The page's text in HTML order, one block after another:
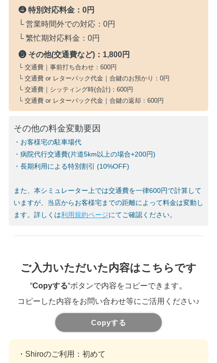
❹ 特別対応料金： 0円
└ 営業時間外での対応： 0円
└ 繁忙期対応料金： 0円
❺ その他(交通費など)： 1,800円
└ 交通費｜事前打ち合わせ： 600円
└ 交通費 or レターパック代金｜合鍵のお預かり： 0円
└ 交通費｜シッティング時(合計)： 600円
└ 交通費 or レターパック代金｜合鍵の返却： 600円
その他の料金変動要因
・お客様宅の駐車場代
・病院代行交通費(片道5km以上の場合+200円)
・長期利用による特別割引 (10%OFF)
また、本シミュレーター上では交通費を一律600円で計算して
いますが、当店からお客様宅までの距離によって料金は変動し
ます。詳しくは利用規約ページにてご確認ください。
ご入力いただいた内容はこちらです
“Copyする“ボタンで内容をコピーできます。
コピーした内容をお問い合わせ等にご活用ください♪
Copyする
・Shiroのご利用 ：初めて